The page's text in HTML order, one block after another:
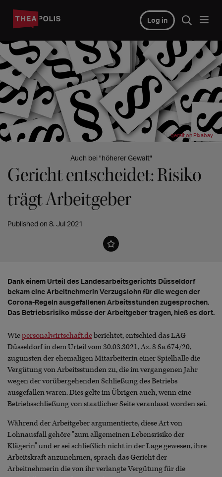
Log in
©geralt on Pixabay
Auch bei "höherer Gewalt"
Gericht entscheidet: Risiko
trägt Arbeitgeber
Published on 8. Jul 2021
Dank einem Urteil des Landesarbeitsgerichts Düsseldorf
bekam eine Arbeitnehmerin Verzugslohn für die wegen der
Corona-Regeln ausgefallenen Arbeitsstunden zugesprochen.
Das Betriebsrisiko müsse der Arbeitgeber tragen, hieß es dort.
Wiepersonalwirtschaft.deberichtet, entschied das LAG
Düsseldorf in dem Urteil vom 30.03.3021, Az. 8 Sa 674/20,
zugunsten der ehemaligen Mitarbeiterin einer Spielhalle die
Vergütung von Arbeitsstunden zu, die im vergangenen Jahr
wegen der vorübergehenden Schließung des Betriebs
ausgefallen waren. Dies gelte im Übrigen auch, wenn eine
Betriebsschließung von staatlicher Seite veranlasst worden sei.
Während der Arbeitgeber argumentierte, diese Art von
Lohnausfall gehöre "zum allgemeinen Lebensrisiko der
Klägerin" und er sei schließlich nicht in der Lage gewesen, ihre
Arbeitskraft anzunehmen, sprach das Gericht der
Arbeitnehmerin die von ihr verlangte Vergütung für die